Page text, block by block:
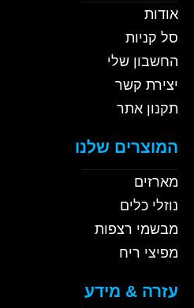
אודות
סל קניות
החשבון שלי
יצירת קשר
תקנון אתר
המוצרים שלנו
מארזים
נוזלי כלים
מבשמי רצפות
מפיצי ריח
עזרה & מידע